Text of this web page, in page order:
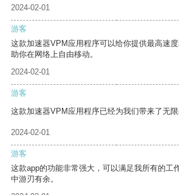
2024-02-01
游客
这款加速器VPM应用程序可以给你提供最高速
助你在网络上自由移动。
2024-02-01
游客
这款加速器VPM应用程序已经为我们带来了无限
2024-02-01
游客
这款app的功能非常强大，可以满足我所有的工
中游刃有余。